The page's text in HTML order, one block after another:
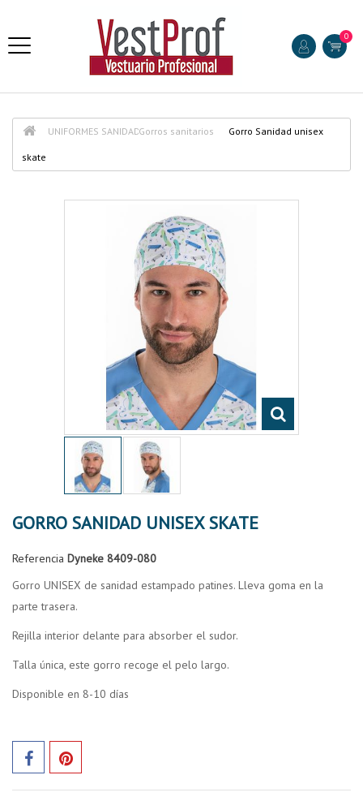
0
UNIFORMES SANIDADGorros sanitarios Gorro Sanidad unisex
skate
GORRO SANIDAD UNISEX SKATE
Referencia Dyneke 8409-080
Gorro UNISEX de sanidad estampado patines. Lleva goma en la
parte trasera.
Rejilla interior delante para absorber el sudor.
Talla única, este gorro recoge el pelo largo.
Disponible en 8-10 días